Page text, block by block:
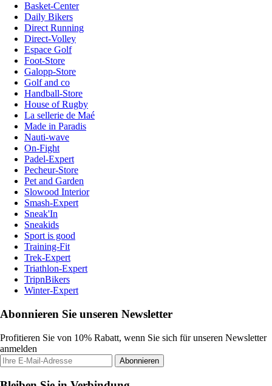
Basket-Center
Daily Bikers
Direct Running
Direct-Volley
Espace Golf
Foot-Store
Galopp-Store
Golf and co
Handball-Store
House of Rugby
La sellerie de Maé
Made in Paradis
Nauti-wave
On-Fight
Padel-Expert
Pecheur-Store
Pet and Garden
Slowood Interior
Smash-Expert
Sneak'In
Sneakids
Sport is good
Training-Fit
Trek-Expert
Triathlon-Expert
TripnBikers
Winter-Expert
Abonnieren Sie unseren Newsletter
Profitieren Sie von 10% Rabatt, wenn Sie sich für unseren Newsletter
anmelden
Abonnieren